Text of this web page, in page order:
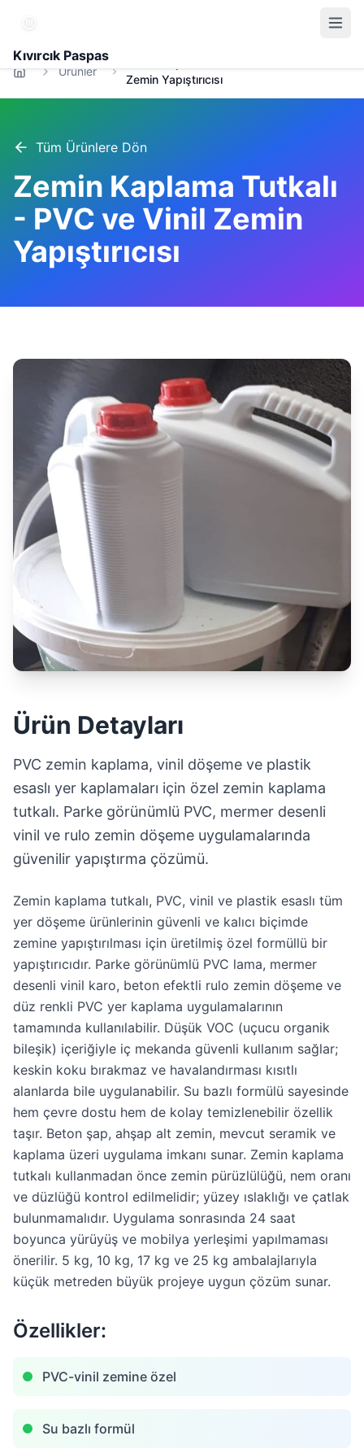
Kıvırcık Paspas
Ürünler
Zemin Yapıştırıcısı
Tüm Ürünlere Dön
Zemin Kaplama Tutkalı
- PVC ve Vinil Zemin
Yapıştırıcısı
Ürün Detayları
PVC zemin kaplama, vinil döşeme ve plastik
esaslı yer kaplamaları için özel zemin kaplama
tutkalı. Parke görünümlü PVC, mermer desenli
vinil ve rulo zemin döşeme uygulamalarında
güvenilir yapıştırma çözümü.
Zemin kaplama tutkalı, PVC, vinil ve plastik esaslı tüm
yer döşeme ürünlerinin güvenli ve kalıcı biçimde
zemine yapıştırılması için üretilmiş özel formüllü bir
yapıştırıcıdır. Parke görünümlü PVC lama, mermer
desenli vinil karo, beton efektli rulo zemin döşeme ve
düz renkli PVC yer kaplama uygulamalarının
tamamında kullanılabilir. Düşük VOC (uçucu organik
bileşik) içeriğiyle iç mekanda güvenli kullanım sağlar;
keskin koku bırakmaz ve havalandırması kısıtlı
alanlarda bile uygulanabilir. Su bazlı formülü sayesinde
hem çevre dostu hem de kolay temizlenebilir özellik
taşır. Beton şap, ahşap alt zemin, mevcut seramik ve
kaplama üzeri uygulama imkanı sunar. Zemin kaplama
tutkalı kullanmadan önce zemin pürüzlülüğü, nem oranı
ve düzlüğü kontrol edilmelidir; yüzey ıslaklığı ve çatlak
bulunmamalıdır. Uygulama sonrasında 24 saat
boyunca yürüyüş ve mobilya yerleşimi yapılmaması
önerilir. 5 kg, 10 kg, 17 kg ve 25 kg ambalajlarıyla
küçük metreden büyük projeye uygun çözüm sunar.
Özellikler:
PVC-vinil zemine özel
Su bazlı formül